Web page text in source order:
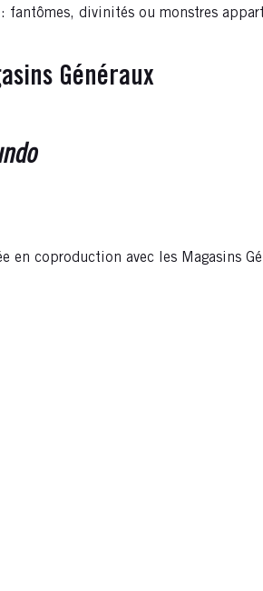
divinités ou monstres
Généraux
en coproduction avec les Magasins